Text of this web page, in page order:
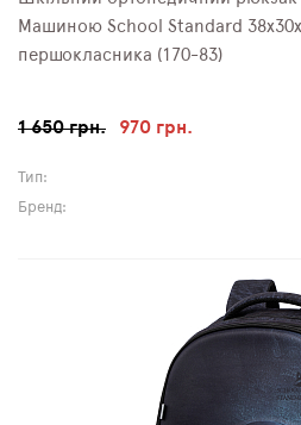
Машиною School Standard
першокласника (170-83)
1 650 грн. 970 грн.
Тип:
Бренд: